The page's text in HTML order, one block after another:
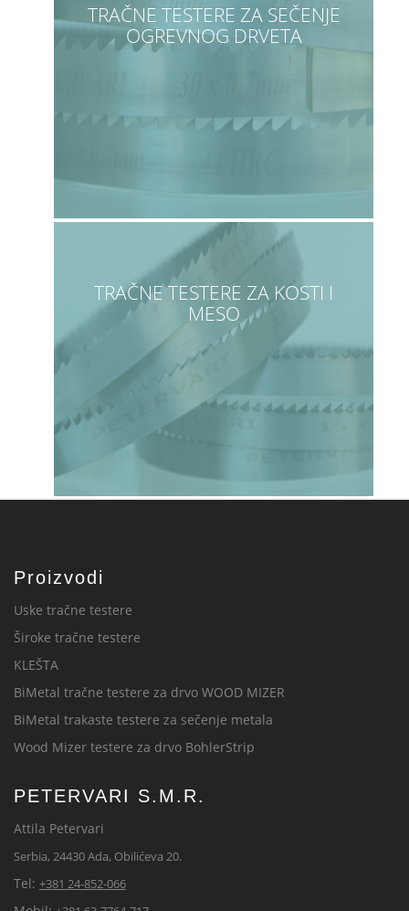
TRAČNE TESTERE ZA SEČENJE
OGREVNOG DRVETA
TRAČNE TESTERE ZA KOSTI I
MESO
Proizvodi
Uske tračne testere
Široke tračne testere
KLEŠTA
BiMetal tračne testere za drvo WOOD MIZER
BiMetal trakaste testere za sečenje metala
Wood Mizer testere za drvo BohlerStrip
PETERVARI S.M.R.
Attila Petervari
Serbia, 24430 Ada, Obilićeva 20.
Tel: +381 24-852-066